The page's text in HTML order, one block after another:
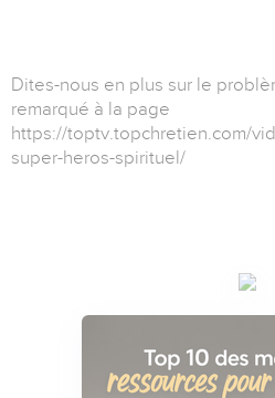
Dites-nous en plus sur le
remarqué à la page
https://toptv.topchretien.com/
super-heros-spirituel/